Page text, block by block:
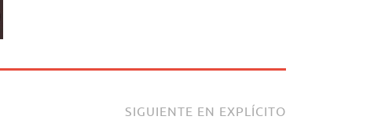
SIGUIENTE EN EXPLÍCITO